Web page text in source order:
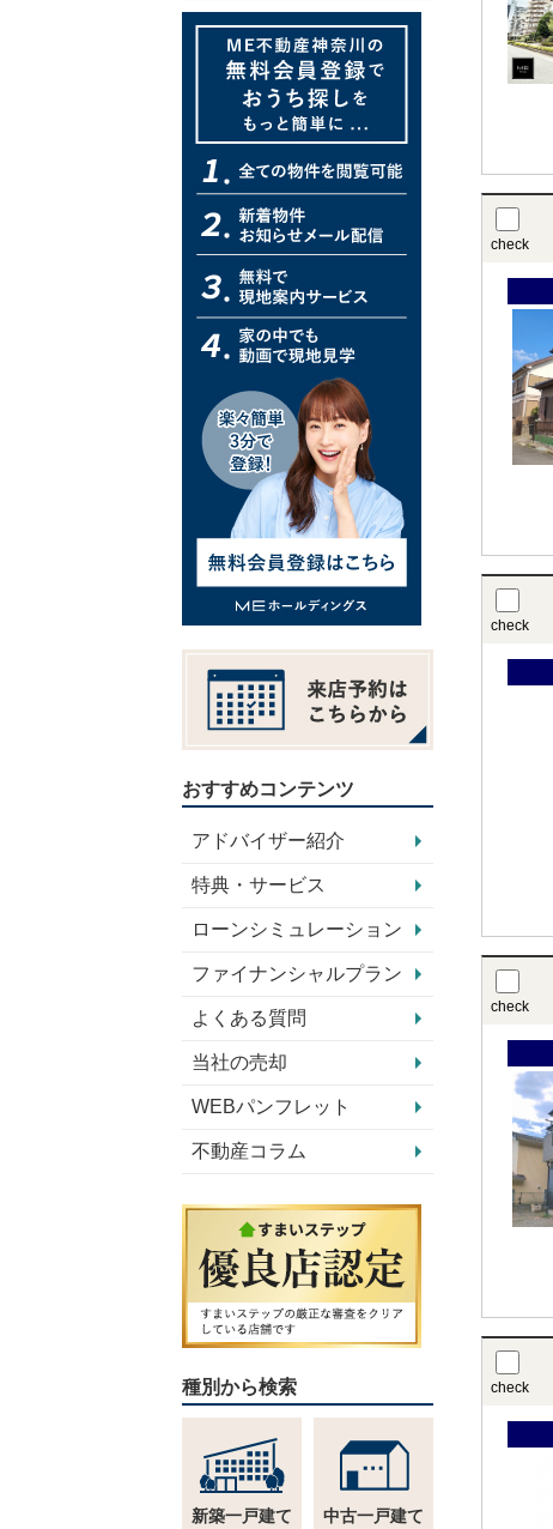
check
check
check
check
おすすめコンテンツ
アドバイザー紹介
特典・サービス
ローンシミュレーション
ファイナンシャルプラン
よくある質問
当社の売却
WEBパンフレット
不動産コラム
種別から検索
新築一戸建て 中古一戸建て